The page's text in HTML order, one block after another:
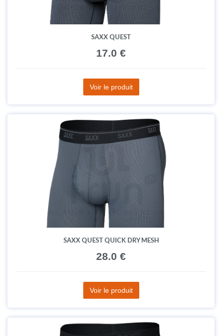
SAXX QUEST
17.0 €
Voir le produit
SAXX QUEST QUICK DRY MESH
28.0 €
Voir le produit